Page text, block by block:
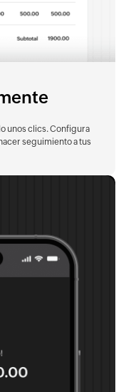
unos clics. Configura
seguimiento a tus